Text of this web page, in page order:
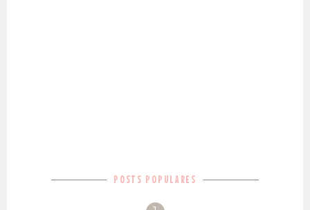
POSTS POPULARES